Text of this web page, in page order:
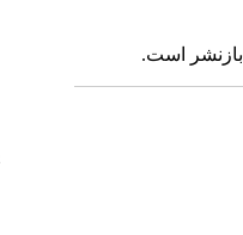
است.